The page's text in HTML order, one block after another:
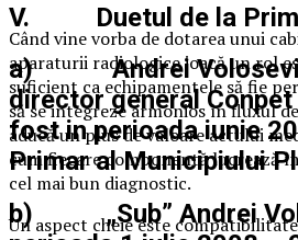
V. Duetul de la
a) Andrei
director general
fost in perioada iunie
Primar al Municipiului
b) „Sub” Andrei
Când vine vorba de dotarea unui
aparaturii radiologice joacă un rol
suficient ca echipamentele să fie
să se integreze armonios în fluxul
aducă un plus de valoare actului
cum fiecare componentă lucrează
cel mai bun diagnostic.
Un aspect cheie este